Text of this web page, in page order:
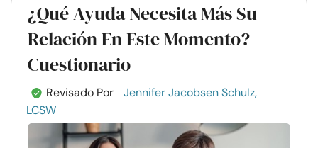
¿Qué Ayuda Necesita Más Su
Relación En Este Momento?
Cuestionario
Revisado Por
Jennifer Jacobsen Schulz,
LCSW